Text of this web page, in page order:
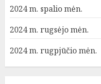
2024 m. spalio mėn.
2024 m. rugsėjo mėn.
2024 m. rugpjūčio mėn.